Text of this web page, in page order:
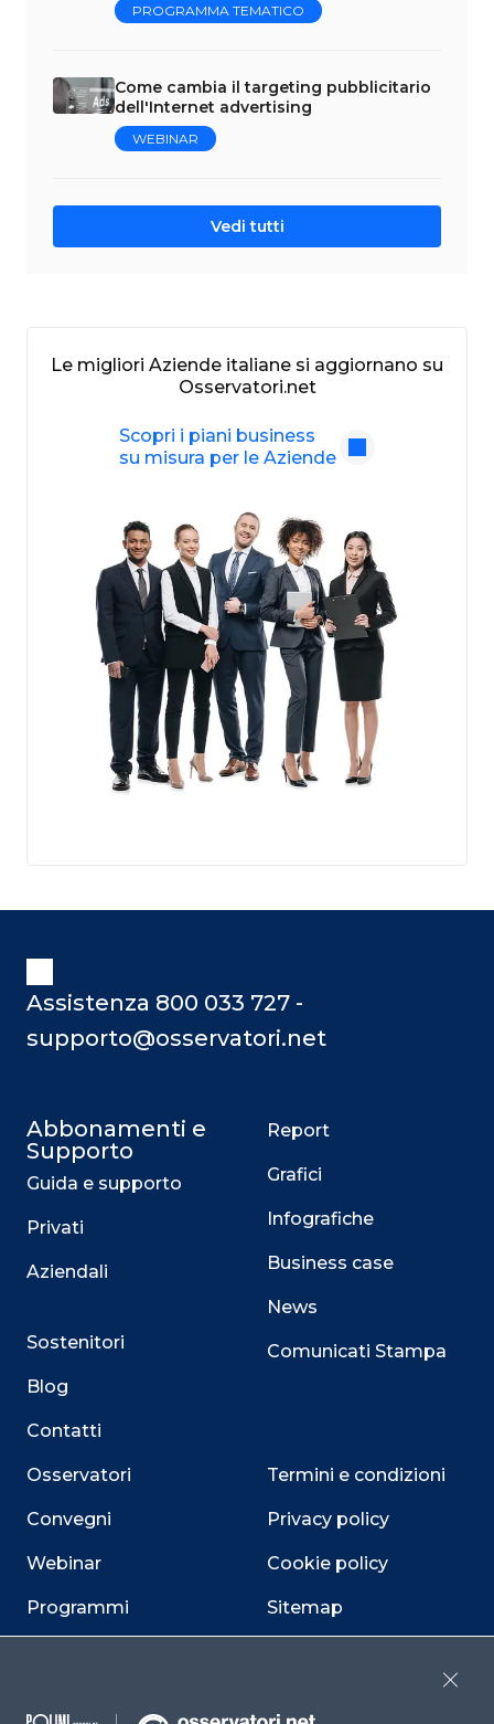
PROGRAMMA TEMATICO
Come cambia il targeting pubblicitario
dell'Internet advertising
WEBINAR
Vedi tutti
Le migliori Aziende italiane si aggiornano su
Osservatori.net
Scopri i piani business
su misura per le Aziende
Assistenza 800 033 727 -
supporto@osservatori.net
Abbonamenti e
Supporto
Guida e supporto
Privati
Aziendali
Sostenitori
Blog
Contatti
Osservatori
Convegni
Webinar
Programmi
Report
Grafici
Infografiche
Business case
News
Comunicati Stampa
Termini e condizioni
Privacy policy
Cookie policy
Sitemap